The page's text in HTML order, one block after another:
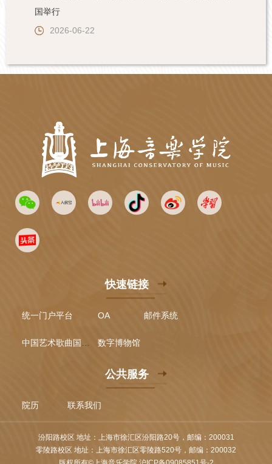
国举行
2026-06-22
快速链接
统一门户平台 OA 邮件系统
中国艺术歌曲国际声乐比赛 数字博物馆
公共服务
院历 联系我们
汾阳路校区 地址：上海市徐汇区汾阳路20号，邮编：200031
零陵路校区 地址：上海市徐汇区零陵路520号，邮编：200032